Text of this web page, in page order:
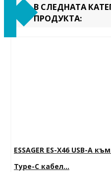
В СЛЕДНАТА
ПРОДУКТА:
ESSAGER ES-X46 USB-A към
Type-C кабел...